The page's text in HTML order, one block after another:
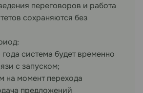
переговоров и работа
сохраняются без
система будет временно
с запуском;
на момент перехода
предложений